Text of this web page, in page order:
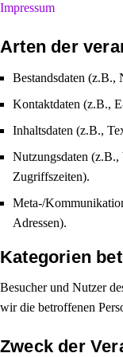
Impressum
Arten der
Bestandsdaten (z.B.,
Kontaktdaten (z.B.,
Inhaltsdaten (z.B.,
Nutzungsdaten (z.B.,
Zugriffszeiten).
Meta-/
Adressen).
Kategorien
Besucher und Nutzer
wir die betroffenen
Zweck der